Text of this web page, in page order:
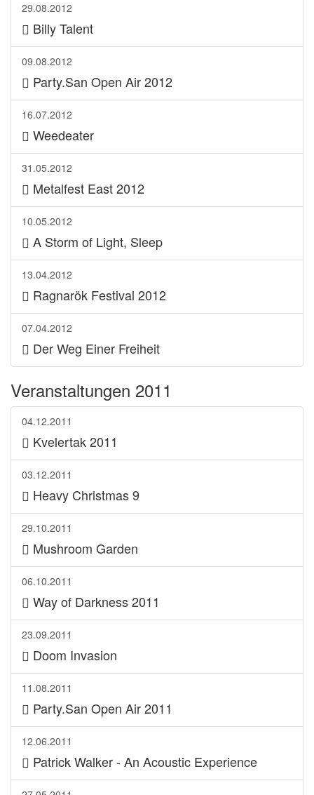
29.08.2012
Billy Talent
09.08.2012
Party.San Open Air 2012
16.07.2012
Weedeater
31.05.2012
Metalfest East 2012
10.05.2012
A Storm of Light, Sleep
13.04.2012
Ragnarök Festival 2012
07.04.2012
Der Weg Einer Freiheit
Veranstaltungen 2011
04.12.2011
Kvelertak 2011
03.12.2011
Heavy Christmas 9
29.10.2011
Mushroom Garden
06.10.2011
Way of Darkness 2011
23.09.2011
Doom Invasion
11.08.2011
Party.San Open Air 2011
12.06.2011
Patrick Walker - An Acoustic Experience